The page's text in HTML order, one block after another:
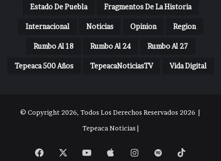
Estado De Puebla Fragmentos De La Historia
Internacional Noticias Opinion Region
Rumbo Al 18 Rumbo Al 24 Rumbo Al 27
Tepeaca 500 Años TepeacaNoticiasTV Vida Digital
© Copyright 2026, Todos Los Derechos Reservados 2026 |
Tepeaca Noticias |
Facebook YouTubeAppleInstagram
Spotify